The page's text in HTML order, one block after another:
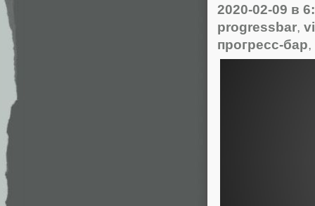
2020-02-09 в
progressbar,
прогресс-бар,